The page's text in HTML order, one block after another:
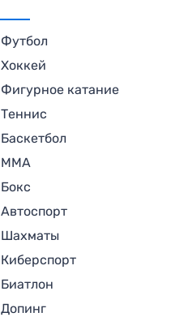
Футбол
Хоккей
Фигурное катание
Теннис
Баскетбол
MMA
Бокс
Автоспорт
Шахматы
Киберспорт
Биатлон
Допинг